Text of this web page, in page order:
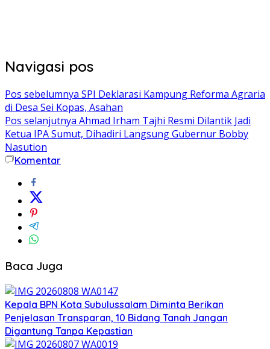
Navigasi pos
Pos sebelumnya SPI Deklarasi Kampung Reforma Agraria
di Desa Sei Kopas, Asahan
Pos selanjutnya Ahmad Irham Tajhi Resmi Dilantik Jadi
Ketua IPA Sumut, Dihadiri Langsung Gubernur Bobby
Nasution
Komentar
Baca Juga
Kepala BPN Kota Subulussalam Diminta Berikan
Penjelasan Transparan, 10 Bidang Tanah Jangan
Digantung Tanpa Kepastian